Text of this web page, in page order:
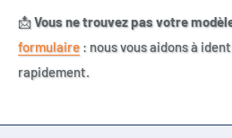
📩Vous ne trouvez pas votre
formulaire : nous vous aidons à
rapidement.